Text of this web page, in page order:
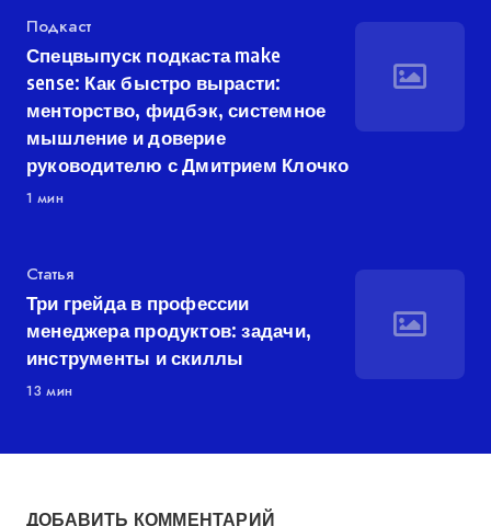
Категория
Подкаст
Спецвыпуск подкаста make
sense: Как быстро вырасти:
менторство, фидбэк, системное
мышление и доверие
руководителю с Дмитрием Клочко
1 мин
Категория
Статья
Три грейда в профессии
менеджера продуктов: задачи,
инструменты и скиллы
13 мин
ДОБАВИТЬ КОММЕНТАРИЙ